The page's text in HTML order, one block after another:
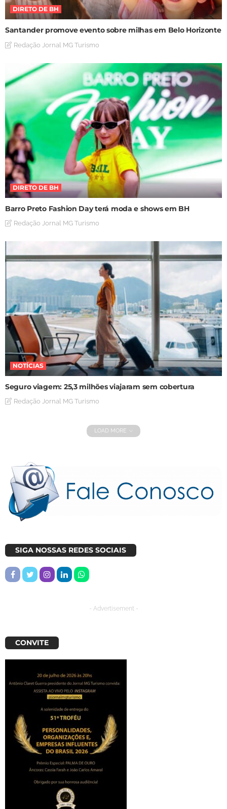
DIRETO DE BH
Santander promove evento sobre milhas em Belo Horizonte
Redação Jornal MG Turismo
DIRETO DE BH
Barro Preto Fashion Day terá moda e shows em BH
Redação Jornal MG Turismo
NOTÍCIAS
Seguro viagem: 25,3 milhões viajaram sem cobertura
Redação Jornal MG Turismo
LOAD MORE
SIGA NOSSAS REDES SOCIAIS
- Advertisement -
CONVITE